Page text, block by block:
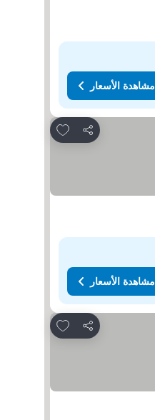
مشاهدة الأسعار
مشاركة
Add to favorites
مشاهدة الأسعار
مشاركة
Add to favorites